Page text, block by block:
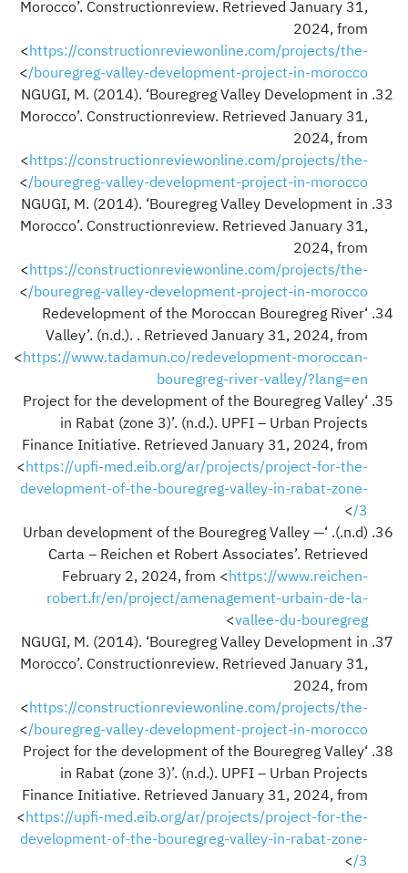
Morocco’. Constructionreview. Retrieved January 31,
2024, from
<https://constructionreviewonline.com/projects/the-
bouregreg-valley-development-project-in-morocco/
>
NGUGI, M. (2014). ‘Bouregreg Valley Development in
Morocco’. Constructionreview. Retrieved January 31,
2024, from
<https://constructionreviewonline.com/projects/the-
bouregreg-valley-development-project-in-morocco/
>
NGUGI, M. (2014). ‘Bouregreg Valley Development in
Morocco’. Constructionreview. Retrieved January 31,
2024, from
<https://constructionreviewonline.com/projects/the-
bouregreg-valley-development-project-in-morocco/
>
‘Redevelopment of the Moroccan Bouregreg River
Valley’. (n.d.). . Retrieved January 31, 2024, from
<https://www.tadamun.co/redevelopment-moroccan-
bouregreg-river-valley/?lang=en
‘Project for the development of the Bouregreg Valley
in Rabat (zone 3)’. (n.d.). UPFI – Urban Projects
Finance Initiative. Retrieved January 31, 2024, from
<https://upfi-med.eib.org/ar/projects/project-for-the-
development-of-the-bouregreg-valley-in-rabat-zone-
3/
>
(n.d.). ‘Urban development of the Bouregreg Valley —
Carta – Reichen et Robert Associates’. Retrieved
February 2, 2024, from <https://www.reichen-
robert.fr/en/project/amenagement-urbain-de-la-
vallee-du-bouregreg
>
NGUGI, M. (2014). ‘Bouregreg Valley Development in
Morocco’. Constructionreview. Retrieved January 31,
2024, from
<https://constructionreviewonline.com/projects/the-
bouregreg-valley-development-project-in-morocco/
>
‘Project for the development of the Bouregreg Valley
in Rabat (zone 3)’. (n.d.). UPFI – Urban Projects
Finance Initiative. Retrieved January 31, 2024, from
<https://upfi-med.eib.org/ar/projects/project-for-the-
development-of-the-bouregreg-valley-in-rabat-zone-
3/
>